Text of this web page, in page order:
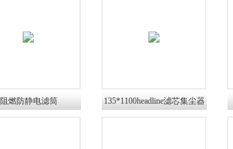
阻燃防静电滤筒
135*1100headline滤芯集尘器
滤筒